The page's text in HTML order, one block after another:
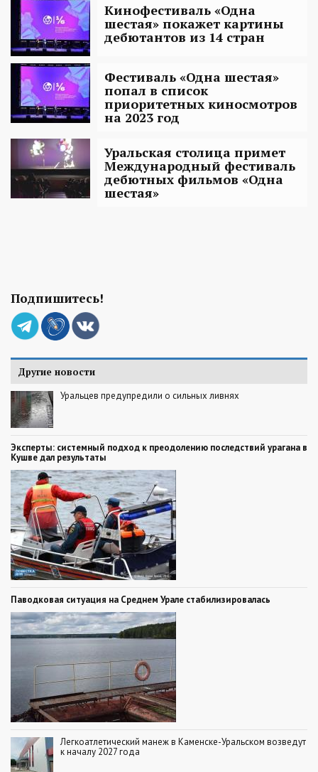
Кинофестиваль «Одна
шестая» покажет картины
дебютантов из 14 стран
Фестиваль «Одна шестая»
попал в список
приоритетных киносмотров
на 2023 год
Уральская столица примет
Международный фестиваль
дебютных фильмов «Одна
шестая»
Подпишитесь!
Другие новости
Уральцев предупредили о сильных ливнях
Эксперты: системный подход к преодолению последствий урагана в
Кушве дал результаты
Паводковая ситуация на Среднем Урале стабилизировалась
Легкоатлетический манеж в Каменске-Уральском возведут
к началу 2027 года